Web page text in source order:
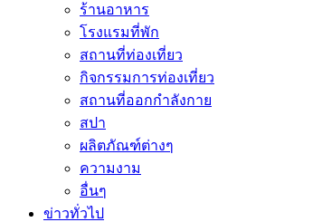
ร้านอาหาร
โรงแรมที่พัก
สถานที่ท่องเที่ยว
กิจกรรมการท่องเที่ยว
สถานที่ออกกำลังกาย
สปา
ผลิตภัณฑ์ต่างๆ
ความงาม
อื่นๆ
ข่าวทั่วไป